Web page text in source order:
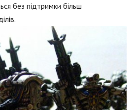
без підтримки більш